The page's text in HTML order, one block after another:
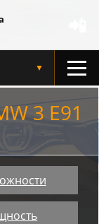
▼
3 E91